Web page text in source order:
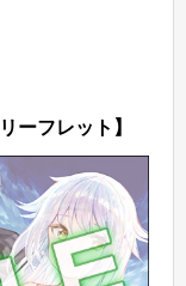
ーフレット】